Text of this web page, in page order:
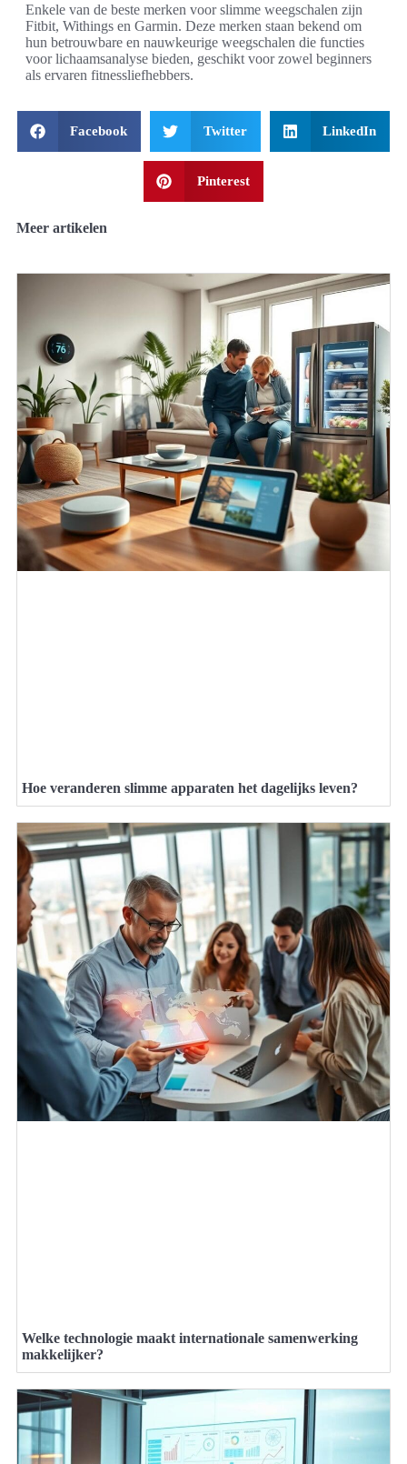
Enkele van de beste merken voor slimme weegschalen zijn
Fitbit, Withings en Garmin. Deze merken staan bekend om
hun betrouwbare en nauwkeurige weegschalen die functies
voor lichaamsanalyse bieden, geschikt voor zowel beginners
als ervaren fitnessliefhebbers.
Facebook Twitter LinkedIn
Pinterest
Meer artikelen
Hoe veranderen slimme apparaten het dagelijks leven?
Welke technologie maakt internationale samenwerking
makkelijker?